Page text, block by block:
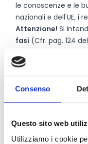
Consenso
Questo sito web
Utilizziamo i cookie
le conoscenze e le
nazionali e dell'UE, i
Attenzione! Si
fasi (Cfr. pag. 124
una prima fase di 2-3
La partecipazione a